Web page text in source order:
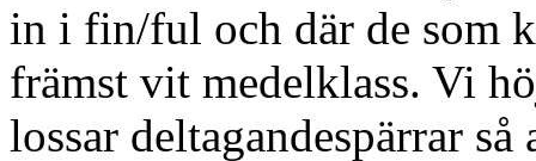
in i fin/ful och där de som
främst vit medelklass. Vi
lossar deltagandespärrar